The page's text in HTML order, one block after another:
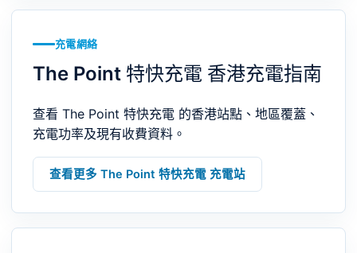
充電網絡
The Point 特快充電 香港充電指南
查看 The Point 特快充電 的香港站點、地區覆蓋、
充電功率及現有收費資料。
查看更多 The Point 特快充電 充電站